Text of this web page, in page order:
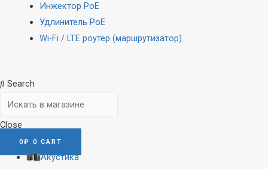
Инжектор PoE
Удлинитель PoE
Wi-Fi / LTE роутер (маршрутизатор)
Search
Close
0₽ 0 CART
Акустика